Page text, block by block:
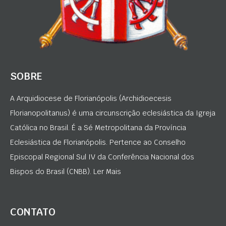
SOBRE
A Arquidiocese de Florianópolis (Archidioecesis
Florianopolitanus) é uma circunscrição eclesiástica da Igreja
Católica no Brasil. É a Sé Metropolitana da Província
Eclesiástica de Florianópolis. Pertence ao Conselho
Episcopal Regional Sul IV da Conferência Nacional dos
Bispos do Brasil (CNBB). Ler Mais
CONTATO